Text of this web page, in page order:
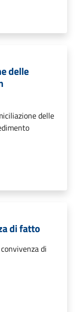
delle
delle
di fatto
di